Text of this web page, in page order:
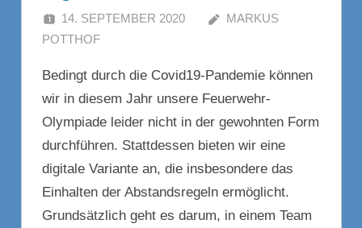
14. SEPTEMBER 2020
MARKUS
POTTHOF
Bedingt durch die Covid19-Pandemie können
wir in diesem Jahr unsere Feuerwehr-
Olympiade leider nicht in der gewohnten Form
durchführen. Stattdessen bieten wir eine
digitale Variante an, die insbesondere das
Einhalten der Abstandsregeln ermöglicht.
Grundsätzlich geht es darum, in einem Team